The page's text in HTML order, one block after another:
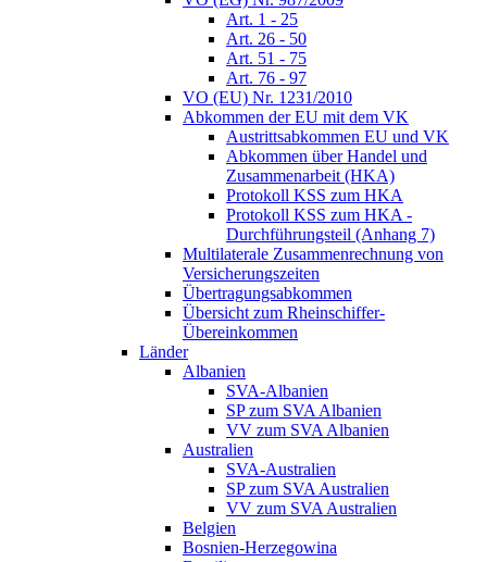
Art. 1 - 25
Art. 26 - 50
Art. 51 - 75
Art. 76 - 97
VO (EU) Nr. 1231/2010
Abkommen der EU mit dem VK
Austrittsabkommen EU und VK
Abkommen über Handel und
Zusammenarbeit (HKA)
Protokoll KSS zum HKA
Protokoll KSS zum HKA -
Durchführungsteil (Anhang 7)
Multilaterale Zusammenrechnung von
Versicherungszeiten
Übertragungsabkommen
Übersicht zum Rheinschiffer-
Übereinkommen
Länder
Albanien
SVA-Albanien
SP zum SVA Albanien
VV zum SVA Albanien
Australien
SVA-Australien
SP zum SVA Australien
VV zum SVA Australien
Belgien
Bosnien-Herzegowina